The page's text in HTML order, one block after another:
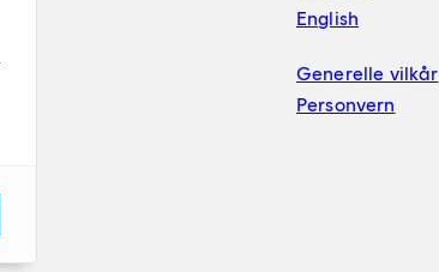
English
Generelle vilkår
Personvern